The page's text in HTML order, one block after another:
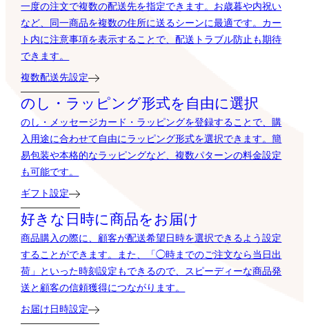
一度の注文で複数の配送先を指定できます。お歳暮や内祝い
など、同一商品を複数の住所に送るシーンに最適です。カー
ト内に注意事項を表示することで、配送トラブル防止も期待
できます。
複数配送先設定
のし・ラッピング形式を自由に選択
のし・メッセージカード・ラッピングを登録することで、購
入用途に合わせて自由にラッピング形式を選択できます。簡
易包装や本格的なラッピングなど、複数パターンの料金設定
も可能です。
ギフト設定
好きな日時に商品をお届け
商品購入の際に、顧客が配送希望日時を選択できるよう設定
することができます。また、「◯時までのご注文なら当日出
荷」といった時刻設定もできるので、スピーディーな商品発
送と顧客の信頼獲得につながります。
お届け日時設定